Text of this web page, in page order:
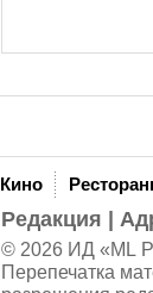
Кино
Редакция
© 2026 ИД «ML
Перепечатка